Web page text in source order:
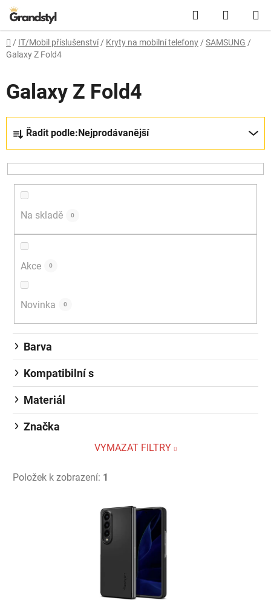
Přejít na obsah Hledat
Domů
/ IT/Mobil příslušenství / Kryty na mobilní telefony / SAMSUNG /
Galaxy Z Fold4
Galaxy Z Fold4
Řazení produktů
Řadit podle:Nejprodávanější
Na skladě 0
Akce 0
Novinka 0
Barva
Kompatibilní s
Materiál
Značka
VYMAZAT FILTRY
Položek k zobrazení: 1
Výpis produktů